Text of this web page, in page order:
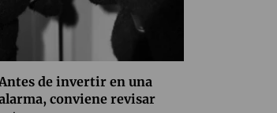
de invertir en una
conviene revisar